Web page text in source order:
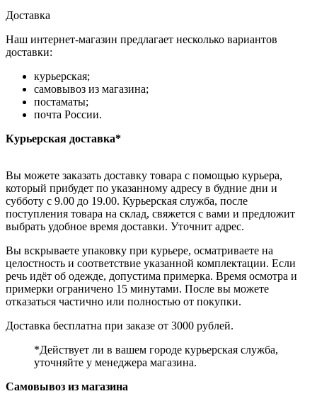
Доставка
Наш интернет-магазин предлагает несколько вариантов
доставки:
курьерская;
самовывоз из магазина;
постаматы;
почта России.
Курьерская доставка*
Вы можете заказать доставку товара с помощью курьера,
который прибудет по указанному адресу в будние дни и
субботу с 9.00 до 19.00. Курьерская служба, после
поступления товара на склад, свяжется с вами и предложит
выбрать удобное время доставки. Уточнит адрес.
Вы вскрываете упаковку при курьере, осматриваете на
целостность и соответствие указанной комплектации. Если
речь идёт об одежде, допустима примерка. Время осмотра и
примерки ограничено 15 минутами. После вы можете
отказаться частично или полностью от покупки.
Доставка бесплатна при заказе от 3000 рублей.
*Действует ли в вашем городе курьерская служба,
уточняйте у менеджера магазина.
Самовывоз из магазина